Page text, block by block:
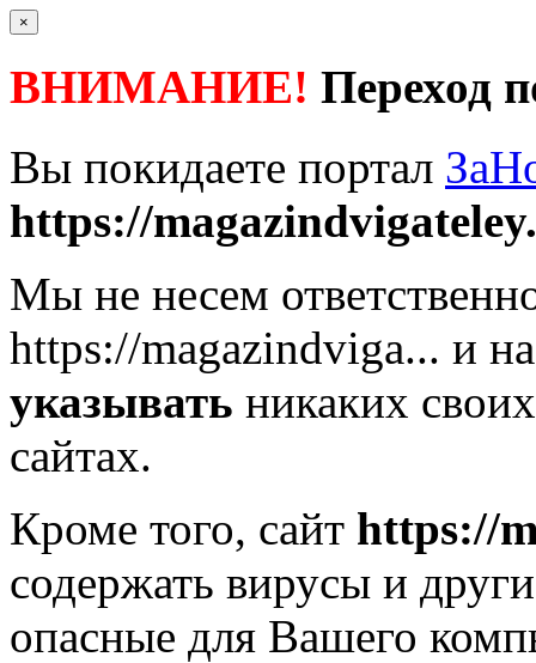
×
ВНИМАНИЕ! Переход
Вы покидаете портал
https://
Мы не несем
https://magazindviga... и
указывать никаких
сайтах.
Кроме того, сайт https://
содержать вирусы и
опасные для Вашего